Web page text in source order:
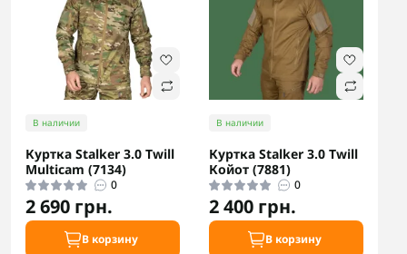
В наличии
Куртка Stalker 3.0 Twill
Multicam (7134)
0
2 690 грн.
В корзину
В наличии
Куртка Stalker 3.0 Twill
Койот (7881)
0
2 400 грн.
В корзину